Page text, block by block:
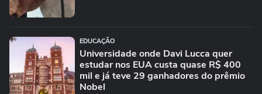
EDUCAÇÃO
Universidade onde Davi Lucca quer
estudar nos EUA custa quase R$ 400
mil e já teve 29 ganhadores do prêmio
Nobel